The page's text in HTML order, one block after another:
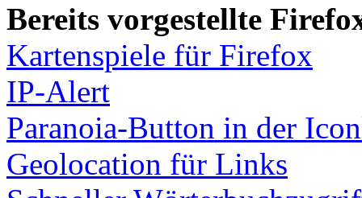
Bereits vorgestellte
Kartenspiele für Firefox
IP-Alert
Paranoia-Button in der
Geolocation für Links